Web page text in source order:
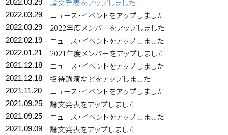
2022.03.29
2022.03.29 ニュース・イベントをアップしました
2022.03.29 2022年度メンバーをアップしました
2022.02.19 ニュース・イベントをアップしました
2022.01.21 2021年度メンバーをアップしました
2021.12.18 ニュース・イベントをアップしました
2021.12.18 招待講演などをアップしました
2021.11.20 ニュース・イベントをアップしました
2021.09.25 論文発表をアップしました
2021.09.25 ニュース・イベントをアップしました
2021.09.09 論文発表をアップしました